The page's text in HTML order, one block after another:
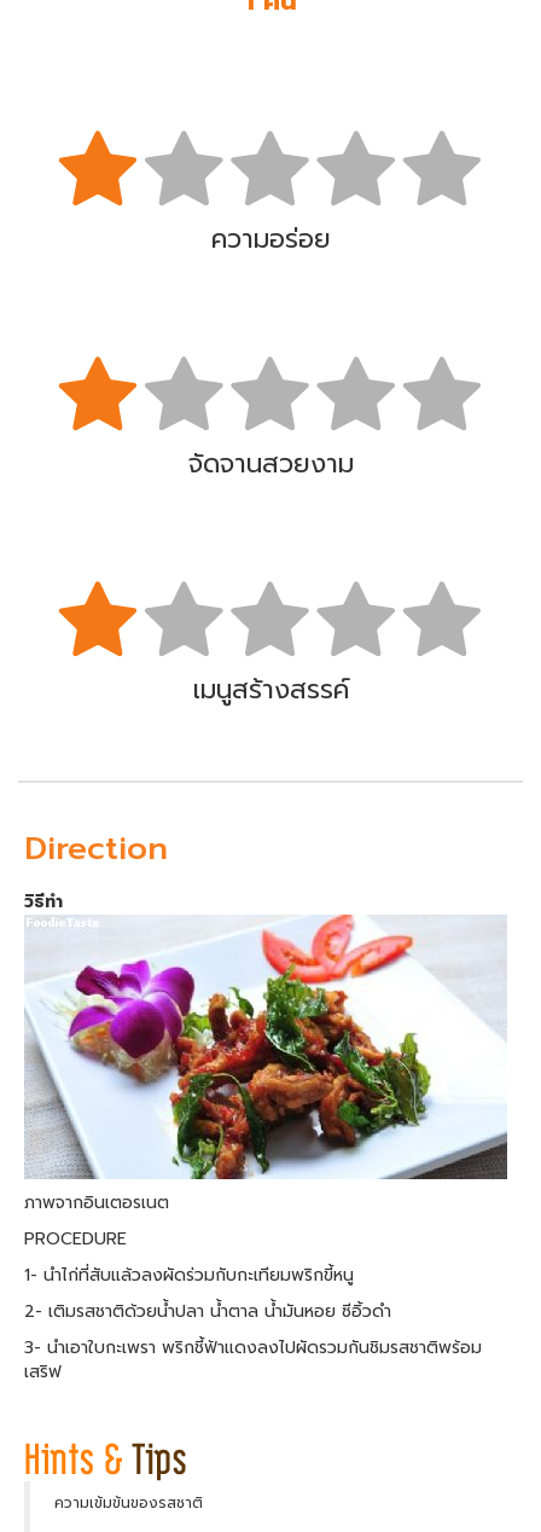
ความอร่อย
จัดจานสวยงาม
เมนูสร้างสรรค์
Direction
วิธีทำ
ภาพจากอินเตอรเนต
PROCEDURE
1- นำไก่ที่สับแล้วลงผัดร่วมกับกะเทียมพริกขี้หนู
2- เติมรสชาติด้วยน้ำปลา น้ำตาล น้ำมันหอย ซีอิ้วดำ
3- นำเอาใบกะเพรา พริกชี้ฟ้าแดงลงไปผัดรวมกันชิมรสชาติพร้อม
เสริฟ
ความเข้มข้นของรสชาติ